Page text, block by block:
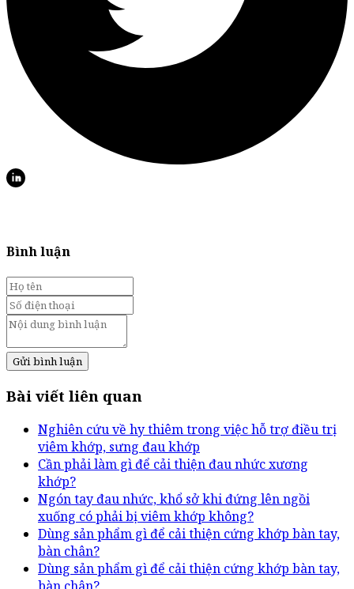
Bình luận
Gửi bình luận
Bài viết liên quan
Nghiên cứu về hy thiêm trong việc hỗ trợ điều trị
viêm khớp, sưng đau khớp
Cần phải làm gì để cải thiện đau nhức xương
khớp?
Ngón tay đau nhức, khổ sở khi đứng lên ngồi
xuống có phải bị viêm khớp không?
Dùng sản phẩm gì để cải thiện cứng khớp bàn tay,
bàn chân?
Dùng sản phẩm gì để cải thiện cứng khớp bàn tay,